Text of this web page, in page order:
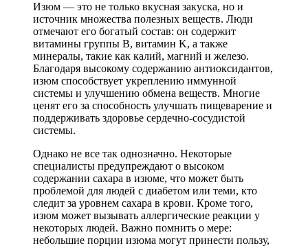
Изюм — это не только вкусная закуска, но и
источник множества полезных веществ. Люди
отмечают его богатый состав: он содержит
витамины группы B, витамин K, а также
минералы, такие как калий, магний и железо.
Благодаря высокому содержанию антиоксидантов,
изюм способствует укреплению иммунной
системы и улучшению обмена веществ. Многие
ценят его за способность улучшать пищеварение и
поддерживать здоровье сердечно-сосудистой
системы.
Однако не все так однозначно. Некоторые
специалисты предупреждают о высоком
содержании сахара в изюме, что может быть
проблемой для людей с диабетом или теми, кто
следит за уровнем сахара в крови. Кроме того,
изюм может вызывать аллергические реакции у
некоторых людей. Важно помнить о мере:
небольшие порции изюма могут принести пользу,